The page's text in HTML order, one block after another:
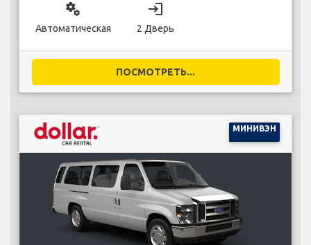
miscellaneous_services
Автоматическая
login
2 Дверь
ПОСМОТРЕТЬ...
МИНИВЭН